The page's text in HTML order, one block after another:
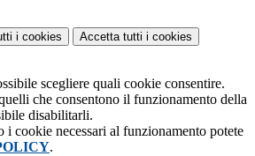
i cookies Accetta tutti i cookies
scegliere quali cookie consentire.
che consentono il funzionamento della
disabilitarli.
i cookie necessari al funzionamento potete
.